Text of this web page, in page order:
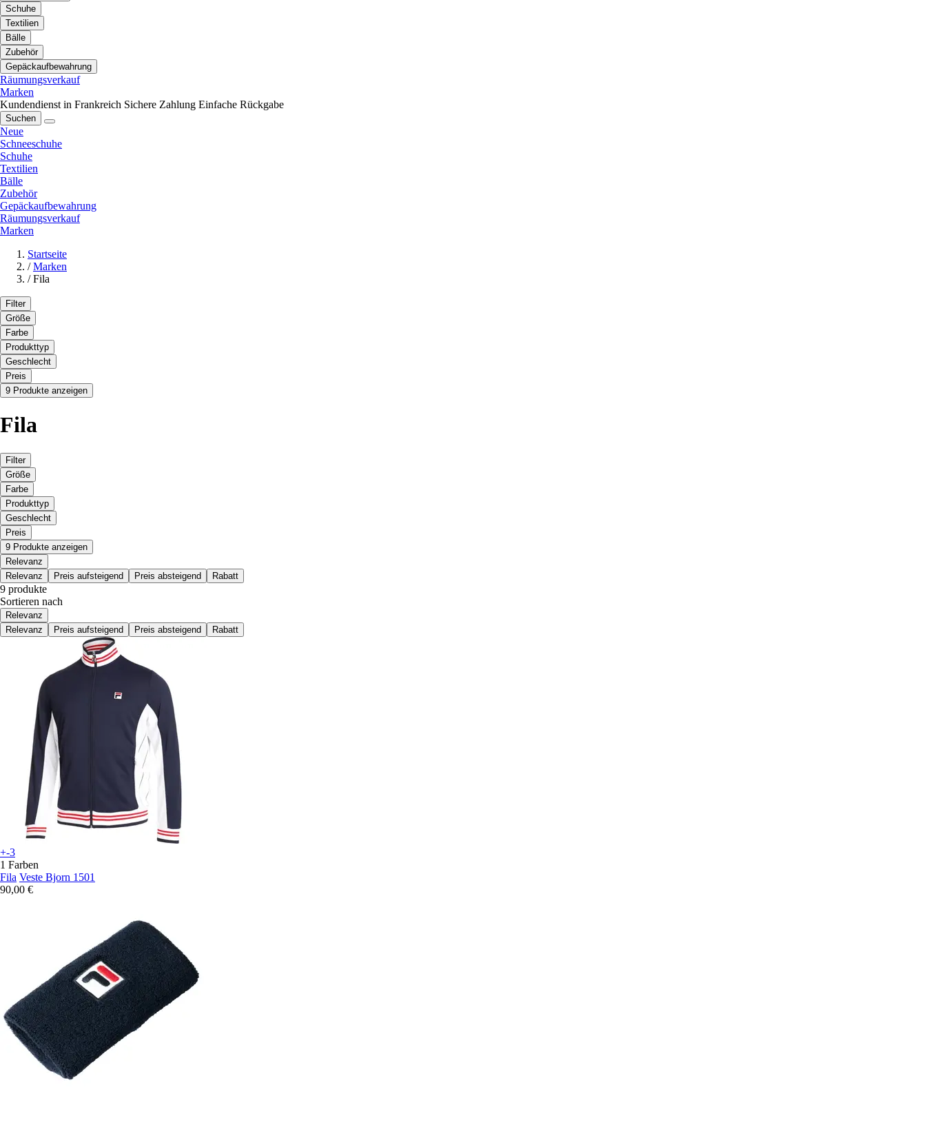
Schuhe
Textilien
Bälle
Zubehör
Gepäckaufbewahrung
Räumungsverkauf
Marken
Kundendienst in Frankreich Sichere Zahlung Einfache Rückgabe
Suchen
Neue
Schneeschuhe
Schuhe
Textilien
Bälle
Zubehör
Gepäckaufbewahrung
Räumungsverkauf
Marken
Startseite
/ Marken
/ Fila
Filter
Größe
Farbe
Produkttyp
Geschlecht
Preis
9 Produkte anzeigen
Fila
Filter
Größe
Farbe
Produkttyp
Geschlecht
Preis
9 Produkte anzeigen
Relevanz
Relevanz
Preis aufsteigend Preis absteigend Rabatt
9 produkte
Sortieren nach
Relevanz
Relevanz
Preis aufsteigend Preis absteigend Rabatt
+-3
1 Farben
Fila Veste Bjorn 1501
90,00 €